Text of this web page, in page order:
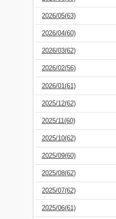
2026/05(63)
2026/04(60)
2026/03(62)
2026/02(56)
2026/01(61)
2025/12(62)
2025/11(60)
2025/10(62)
2025/09(60)
2025/08(62)
2025/07(62)
2025/06(61)